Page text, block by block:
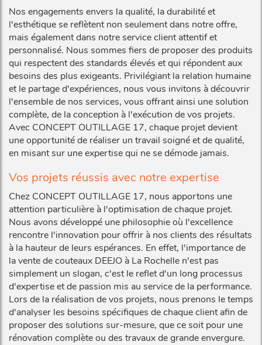
Nos engagements envers la qualité, la durabilité et
l'esthétique se reflètent non seulement dans notre offre,
mais également dans notre service client attentif et
personnalisé. Nous sommes fiers de proposer des produits
qui respectent des standards élevés et qui répondent aux
besoins des plus exigeants. Privilégiant la relation humaine
et le partage d'expériences, nous vous invitons à découvrir
l'ensemble de nos services, vous offrant ainsi une solution
complète, de la conception à l'exécution de vos projets.
Avec CONCEPT OUTILLAGE 17, chaque projet devient
une opportunité de réaliser un travail soigné et de qualité,
en misant sur une expertise qui ne se démode jamais.
Vos projets réussis avec notre expertise
Chez CONCEPT OUTILLAGE 17, nous apportons une
attention particulière à l'optimisation de chaque projet.
Nous avons développé une philosophie où l'excellence
rencontre l'innovation pour offrir à nos clients des résultats
à la hauteur de leurs espérances. En effet, l'importance de
la vente de couteaux DEEJO à La Rochelle n'est pas
simplement un slogan, c'est le reflet d'un long processus
d'expertise et de passion mis au service de la performance.
Lors de la réalisation de vos projets, nous prenons le temps
d'analyser les besoins spécifiques de chaque client afin de
proposer des solutions sur-mesure, que ce soit pour une
rénovation complète ou des travaux de grande envergure.